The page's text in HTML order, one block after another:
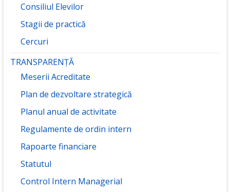
Consiliul Elevilor
Stagii de practică
Cercuri
TRANSPARENȚĂ
Meserii Acreditate
Plan de dezvoltare strategică
Planul anual de activitate
Regulamente de ordin intern
Rapoarte financiare
Statutul
Control Intern Managerial